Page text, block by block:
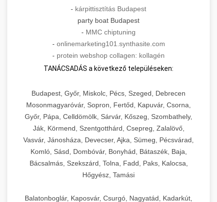
- kárpittisztítás Budapest
party boat Budapest
- MMC chiptuning
- onlinemarketing101.synthasite.com
- protein webshop collagen: kollagén
TANÁCSADÁS a következő településeken:
Budapest, Győr, Miskolc, Pécs, Szeged, Debrecen
Mosonmagyaróvár, Sopron, Fertőd, Kapuvár, Csorna,
Győr, Pápa, Celldömölk, Sárvár, Kőszeg, Szombathely,
Ják, Körmend, Szentgotthárd, Csepreg, Zalalövő,
Vasvár, Jánosháza, Devecser, Ajka, Sümeg, Pécsvárad,
Komló, Sásd, Dombóvár, Bonyhád, Bátaszék, Baja,
Bácsalmás, Szekszárd, Tolna, Fadd, Paks, Kalocsa,
Hőgyész, Tamási
Balatonboglár, Kaposvár, Csurgó, Nagyatád, Kadarkút,